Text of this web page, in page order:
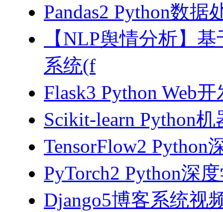
Pandas2 Python数
【NLP舆情分析】
系统(f
Flask3 Python Web
Scikit-learn Python
TensorFlow2 Python
PyTorch2 Python深
Django5博客系统视